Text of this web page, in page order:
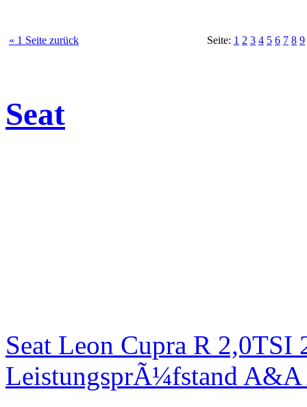
« 1 Seite zurück Seite: 1 2 3 4 5 6 7 8 9
Seat
Seat Leon Cupra R
LeistungsprÃ¼fstand